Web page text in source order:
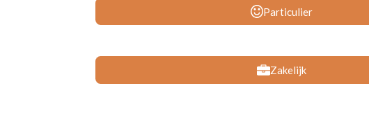
Particulier
Zakelijk